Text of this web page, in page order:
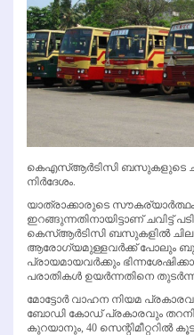
കെഎസ്ആര്‍ടിസി ബസുകളുടെ
നിര്‍ദേശം.
യാത്രാക്കാരുടെ
ഇറങ്ങുന്നതിനായിട്ടാണ് ചവിട്ട്
കെസ്ആര്‍ടിസി ബസുകളില്‍
ആരോഗ്യമുള്ളവര്‍ക്ക് പോലും
പ്രായമായവര്‍ക്കും
പരാതികള്‍ ഉയര്‍ന്നതിനെ
മോട്ടോര്‍ വാഹന നിയമ
ബോഡി കോഡ് പ്രകാരവും
കുറയാനും, 40 സെന്റിമീറ്ററില്‍